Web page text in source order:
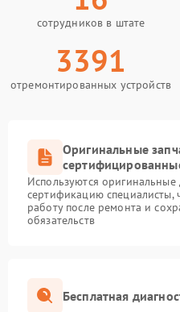
сотрудников в штате
3391
отремонтированных устройств
Оригинальные
Используются
сертификацию специалисты,
работу после ремонта и
обязательств
Бесплатная